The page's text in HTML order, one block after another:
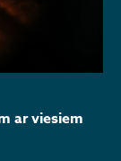
ar viesiem